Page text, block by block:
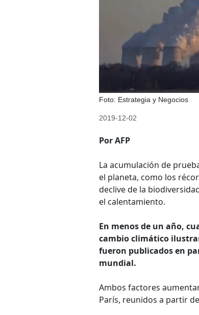
Foto: Estrategia y Negocios
2019-12-02
Por AFP
La acumulación de
el planeta, como los
declive de la
el calentamiento.
En menos de un año,
cambio climático
fueron publicados en
mundial.
Ambos factores
París, reunidos a partir